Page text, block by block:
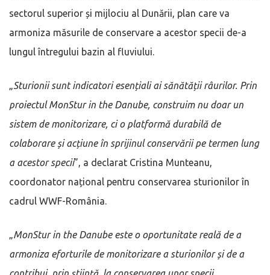
sectorul superior și mijlociu al Dunării, plan care va
armoniza măsurile de conservare a acestor specii de-a
lungul întregului bazin al fluviului.
Sturionii sunt indicatori esențiali ai sănătății râurilor. Prin
proiectul MonStur in the Danube, construim nu doar un
sistem de monitorizare, ci o platformă durabilă de
colaborare și acțiune în sprijinul conservării pe termen lung
a acestor specii”, a declarat Cristina Munteanu,
coordonator național pentru conservarea sturionilor în
cadrul WWF-România.
MonStur in the Danube este o oportunitate reală de a
armoniza eforturile de monitorizare a sturionilor și de a